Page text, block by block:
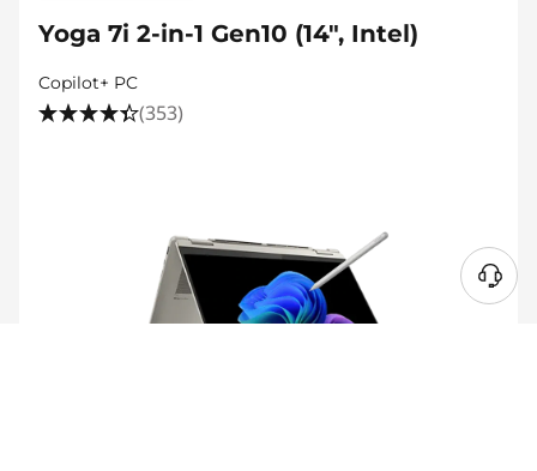
Yoga 7i 2-in-1 Gen10 (14", Intel)
Copilot+ PC
(353)